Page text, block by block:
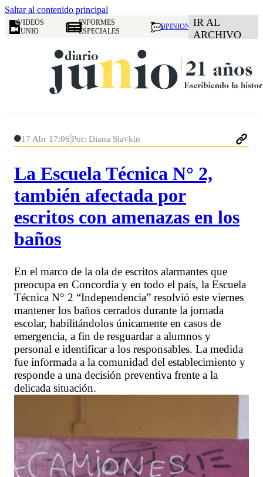
Saltar al contenido principal
VIDEOS
JUNIO
INFORMES
ESPECIALES
OPINION IR AL
ARCHIVO
17 Abr 17:06 Por: Diana Slavkin
La Escuela Técnica N° 2,
también afectada por
escritos con amenazas en los
baños
En el marco de la ola de escritos alarmantes que
preocupa en Concordia y en todo el país, la Escuela
Técnica N° 2 “Independencia” resolvió este viernes
mantener los baños cerrados durante la jornada
escolar, habilitándolos únicamente en casos de
emergencia, a fin de resguardar a alumnos y
personal e identificar a los responsables. La medida
fue informada a la comunidad del establecimiento y
responde a una decisión preventiva frente a la
delicada situación.